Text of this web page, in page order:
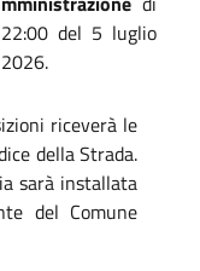
del 5 luglio
.
riceverà le
della Strada.
sarà installata
del Comune